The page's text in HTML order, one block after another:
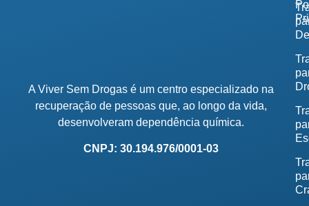
A Viver Sem Drogas é um centro especializado na
recuperação de pessoas que, ao longo da vida,
desenvolveram dependência química.
CNPJ: 30.194.976/0001-03